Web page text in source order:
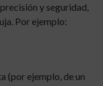
y seguridad,
Por ejemplo:
(por ejemplo, de un